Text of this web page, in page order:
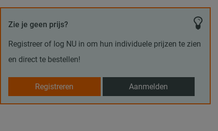
Zie je geen prijs?
Registreer of log NU in om hun individuele prijzen te zien
en direct te bestellen!
Registreren Aanmelden